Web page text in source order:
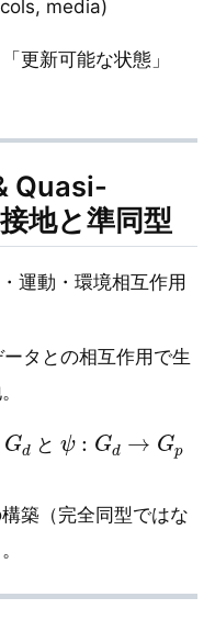
media)
更新可能な状態」
Quasi-
地と準同型
運動・環境相互作用
タとの相互作用で生
d
と
ψ Gd p
築（完全同型ではな